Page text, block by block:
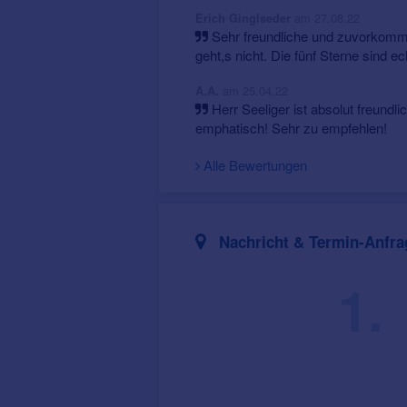
Sehr freundliche und
geht,s nicht. Die fünf Sterne sind
Herr Seeliger ist absolut
emphatisch! Sehr zu empfehlen!
Alle Bewertungen
Nachricht & Termin-